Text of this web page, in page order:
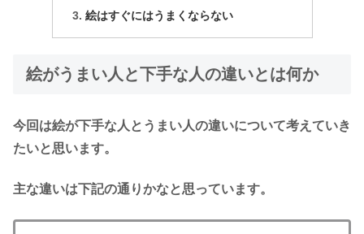
絵はすぐにはうまくならない
絵がうまい人と下手な人の違いとは何か
今回は絵が下手な人とうまい人の違いについて考えていき
たいと思います。
主な違いは下記の通りかなと思っています。